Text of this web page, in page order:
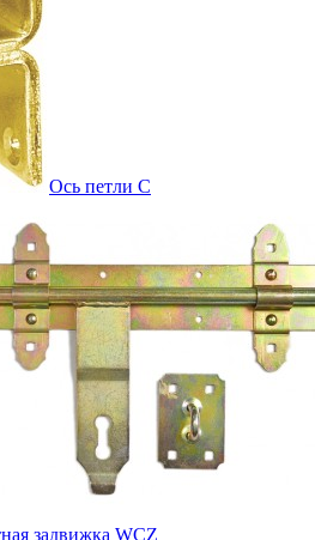
Ось петли С
задвижка WCZ